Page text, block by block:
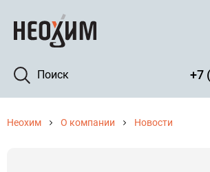
Поиск +7
Неохим О компании Новости